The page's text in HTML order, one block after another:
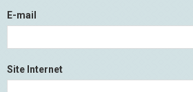
E-mail
Site Internet